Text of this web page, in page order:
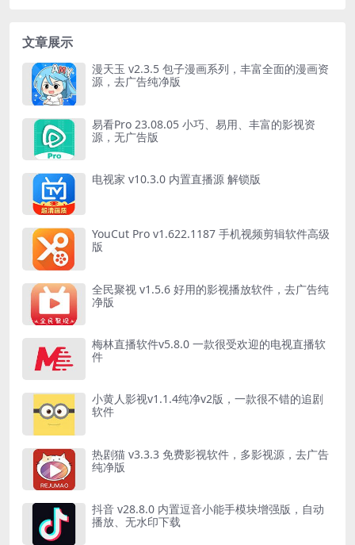
文章展示
漫天玉 v2.3.5 包子漫画系列，丰富全面的漫画资
源，去广告纯净版
易看Pro 23.08.05 小巧、易用、丰富的影视资
源，无广告版
电视家 v10.3.0 内置直播源 解锁版
YouCut Pro v1.622.1187 手机视频剪辑软件高级
版
全民聚视 v1.5.6 好用的影视播放软件，去广告纯
净版
梅林直播软件v5.8.0 一款很受欢迎的电视直播软
件
小黄人影视v1.1.4纯净v2版，一款很不错的追剧
软件
热剧猫 v3.3.3 免费影视软件，多影视源，去广告
纯净版
抖音 v28.8.0 内置逗音小能手模块增强版，自动
播放、无水印下载